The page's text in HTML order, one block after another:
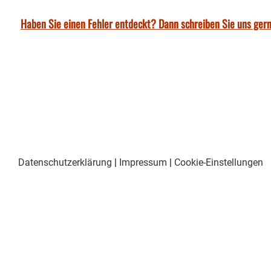
Haben Sie einen Fehler entdeckt? Dann schreiben Sie uns
Datenschutzerklärung | Impressum | Cookie-Einstellungen